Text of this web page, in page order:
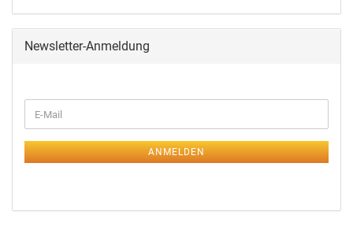
Newsletter-Anmeldung
ANMELDEN